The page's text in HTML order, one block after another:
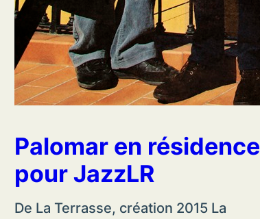
Palomar en résidence
pour JazzLR
De La Terrasse, création 2015 La